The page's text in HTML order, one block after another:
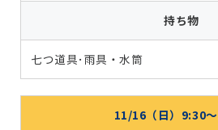
持ち物
七つ道具･雨具・水筒
11/16（日）9:30